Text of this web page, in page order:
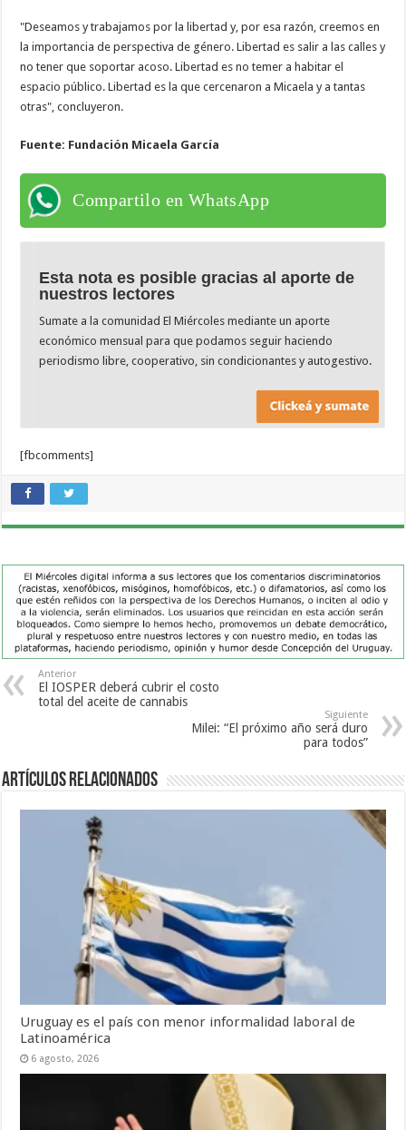
"Deseamos y trabajamos por la libertad y, por esa razón, creemos en
la importancia de perspectiva de género. Libertad es salir a las calles y
no tener que soportar acoso. Libertad es no temer a habitar el
espacio público. Libertad es la que cercenaron a Micaela y a tantas
otras", concluyeron.
Fuente: Fundación Micaela García
Compartilo en WhatsApp
Esta nota es posible gracias al aporte de
nuestros lectores
Sumate a la comunidad El Miércoles mediante un aporte
económico mensual para que podamos seguir haciendo
periodismo libre, cooperativo, sin condicionantes y autogestivo.
[fbcomments]
Anterior
El IOSPER deberá cubrir el costo
total del aceite de cannabis
Siguiente
Milei: “El próximo año será duro
para todos”
Artículos Relacionados
Uruguay es el país con menor informalidad laboral de
Latinoamérica
6 agosto, 2026